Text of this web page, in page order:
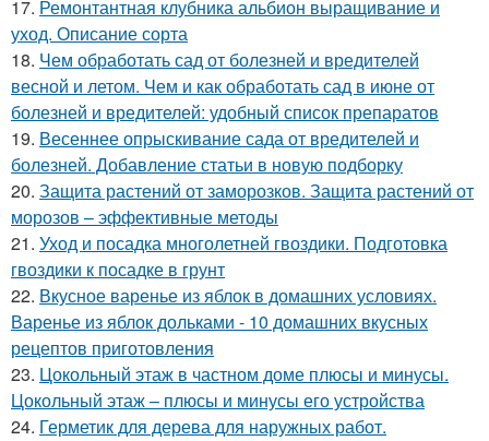
17. Ремонтантная клубника альбион выращивание и
уход. Описание сорта
18. Чем обработать сад от болезней и вредителей
весной и летом. Чем и как обработать сад в июне от
болезней и вредителей: удобный список препаратов
19. Весеннее опрыскивание сада от вредителей и
болезней. Добавление статьи в новую подборку
20. Защита растений от заморозков. Защита растений от
морозов – эффективные методы
21. Уход и посадка многолетней гвоздики. Подготовка
гвоздики к посадке в грунт
22. Вкусное варенье из яблок в домашних условиях.
Варенье из яблок дольками - 10 домашних вкусных
рецептов приготовления
23. Цокольный этаж в частном доме плюсы и минусы.
Цокольный этаж – плюсы и минусы его устройства
24. Герметик для дерева для наружных работ.